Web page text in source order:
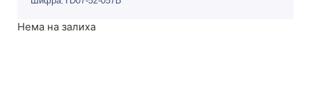
Нема на залиха